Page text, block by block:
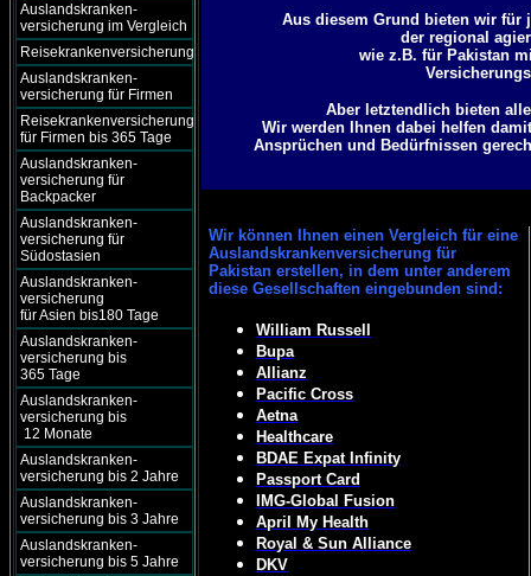
Auslandskranken-
versicherung im Vergleich
Reisekrankenversicherung
Auslandskranken-
versicherung für Firmen
Reisekrankenversicherung
für Firmen bis 365 Tage
Auslandskranken-
versicherung für
Backpacker
Auslandskranken-
versicherung für
Südostasien
Auslandskranken-
versicherung
für Asien bis180 Tage
Auslandskranken-
versicherung bis
365 Tage
Auslandskranken-
versicherung bis
12 Monate
Auslandskranken-
versicherung bis 2 Jahre
Auslandskranken-
versicherung bis 3 Jahre
Auslandskranken-
versicherung bis 5 Jahre
Aus diesem Grund bieten wir für
der regional
wie z.B. für Pakistan
Aber letztendlich bieten
Wir werden Ihnen dabei helfen
Ansprüchen und Bedürfnissen
Wir können Ihnen einen Vergleich für eine
Auslandskrankenversicherung für
Pakistan erstellen, in dem unter anderem
diese Gesellschaften eingebunden sind:
William Russell
Bupa
Allianz
Pacific Cross
Aetna
Healthcare
BDAE Expat Infinity
Passport Card
IMG-Global Fusion
April My Health
Royal & Sun Alliance
DKV